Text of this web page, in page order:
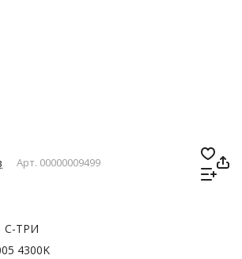
Арт. 00000009499
C-ТРИ
4300K